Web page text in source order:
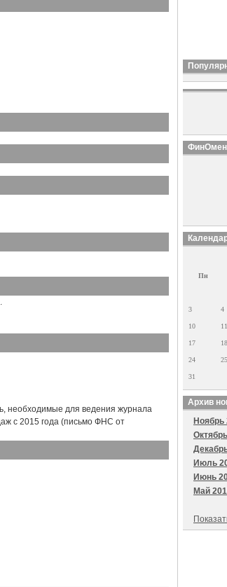
необходимые для ведения журнала
с 2015 года (письмо ФНС от
ФинОмен
Пн
3 4
10 11
17 18
24 25
31
Архив
Ноябрь
Июль
Июнь
Май